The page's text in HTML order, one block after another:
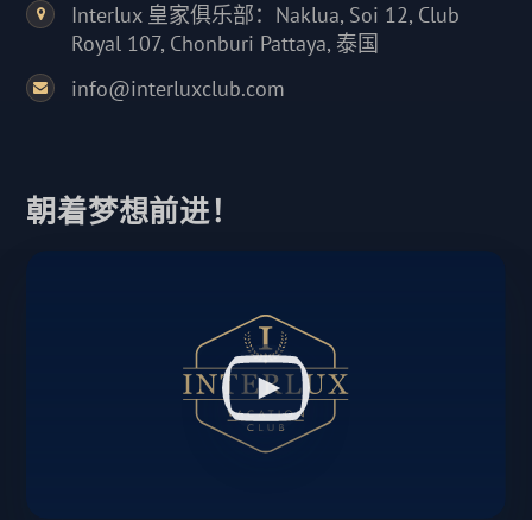
Interlux 皇家俱乐部：Naklua, Soi 12, Club
Royal 107, Chonburi Pattaya, 泰国
info@interluxclub.com
朝着梦想前进！